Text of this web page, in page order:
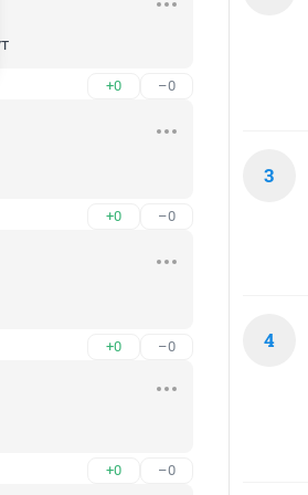
+0 –0
+0 –0
+0 –0
+0 –0
3
4